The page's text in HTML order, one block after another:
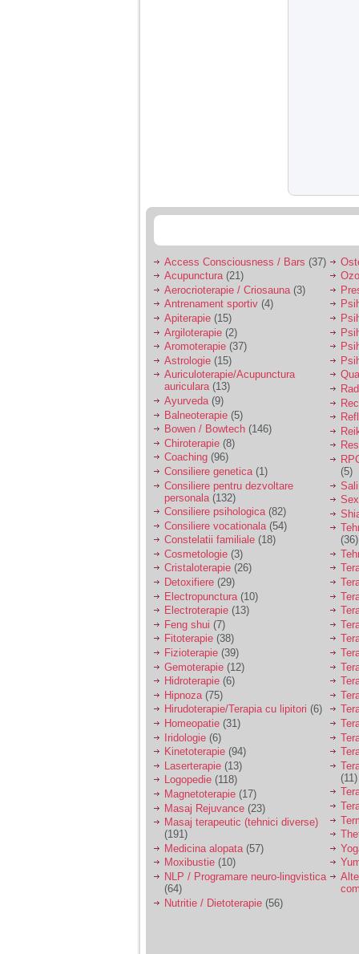
Access Consciousness / Bars (37)
Acupunctura(21)
Aerocrioterapie / Criosauna (3)
Antrenament sportiv (4)
Apiterapie (15)
Argiloterapie (2)
Aromoterapie (37)
Astrologie (15)
Auriculoterapie/Acupunctura
auriculara(13)
Ayurveda (9)
Balneoterapie (5)
Bowen / Bowtech (146)
Chiroterapie (8)
Coaching (96)
Consiliere genetica (1)
Consiliere pentru dezvoltare
personala (132)
Consiliere psihologica(82)
Consiliere vocationala (54)
Constelatii familiale (18)
Cosmetologie (3)
Cristaloterapie (26)
Detoxifiere (29)
Electropunctura (10)
Electroterapie (13)
Feng shui (7)
Fitoterapie (38)
Fizioterapie (39)
Gemoterapie (12)
Hidroterapie (6)
Hipnoza (75)
Hirudoterapie/Terapia cu lipitori (6)
Homeopatie (31)
Iridologie (6)
Kinetoterapie (94)
Laserterapie (13)
Logopedie (118)
Magnetoterapie (17)
Masaj Rejuvance (23)
Masaj terapeutic (tehnici diverse)
(191)
Medicina alopata (57)
Moxibustie (10)
NLP / Programare neuro-lingvistica
(64)
Nutritie / Dietoterapie (56)
(5)
(36)
(11)